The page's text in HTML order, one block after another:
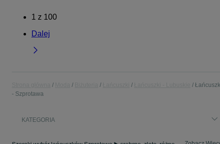
1 z 100
Dalej
- Szprotawa
KATEGORIA